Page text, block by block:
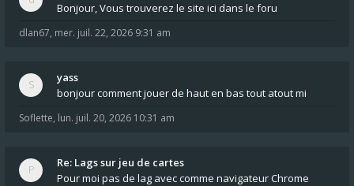
Bonjour, Vous trouverez le site ici dans le foru
dlan67, mer. juil. 22, 2026 9:31 am
yass
bonjour comment jouer de haut en bas tout atout mi
Soflette, lun. juil. 20, 2026 10:31 am
Re: Lags sur jeu de cartes
Pour moi pas de lag avec comme navigateur Chrome